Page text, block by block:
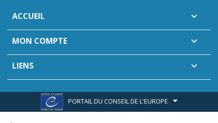
ACCUEIL 
MON COMPTE 
LIENS 
PORTAIL DU CONSEIL DE L'EUROPE